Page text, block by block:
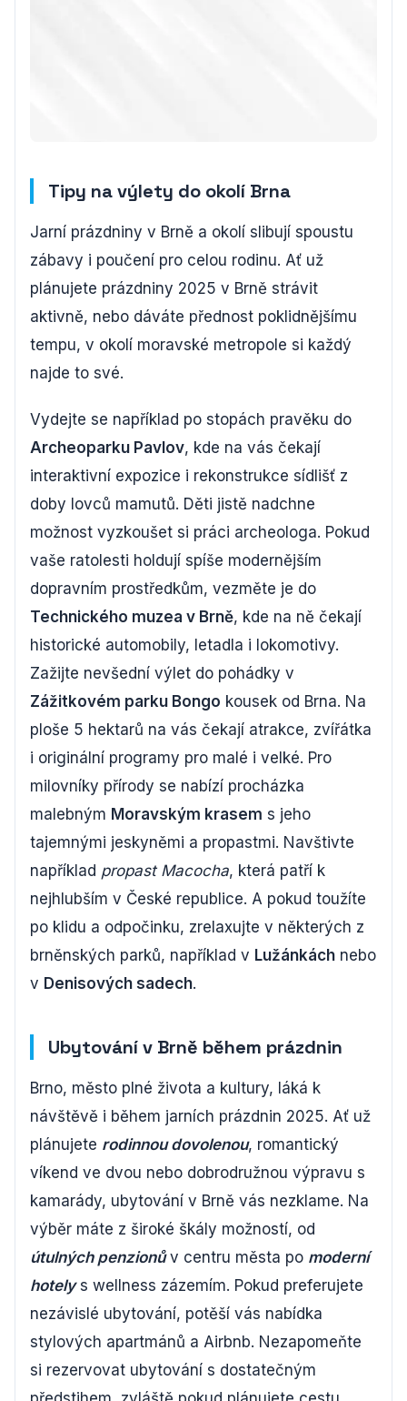
Tipy na výlety do okolí Brna
Jarní prázdniny v Brně a okolí slibují spoustu
zábavy i poučení pro celou rodinu. Ať už
plánujete prázdniny 2025 v Brně strávit
aktivně, nebo dáváte přednost poklidnějšímu
tempu, v okolí moravské metropole si každý
najde to své.
Vydejte se například po stopách pravěku do
Archeoparku Pavlov, kde na vás čekají
interaktivní expozice i rekonstrukce sídlišť z
doby lovců mamutů. Děti jistě nadchne
možnost vyzkoušet si práci archeologa. Pokud
vaše ratolesti holdují spíše modernějším
dopravním prostředkům, vezměte je do
Technického muzea v Brně, kde na ně čekají
historické automobily, letadla i lokomotivy.
Zažijte nevšední výlet do pohádky v
Zážitkovém parku Bongo kousek od Brna. Na
ploše 5 hektarů na vás čekají atrakce, zvířátka
i originální programy pro malé i velké. Pro
milovníky přírody se nabízí procházka
malebným Moravským krasem s jeho
tajemnými jeskyněmi a propastmi. Navštivte
například propast Macocha, která patří k
nejhlubším v České republice. A pokud toužíte
po klidu a odpočinku, zrelaxujte v některých z
brněnských parků, například v Lužánkách nebo
v Denisových sadech.
Ubytování v Brně během prázdnin
Brno, město plné života a kultury, láká k
návštěvě i během jarních prázdnin 2025. Ať už
plánujete rodinnou dovolenou, romantický
víkend ve dvou nebo dobrodružnou výpravu s
kamarády, ubytování v Brně vás nezklame. Na
výběr máte z široké škály možností, od
útulných penzionův centru města po moderní
hotelys wellness zázemím. Pokud preferujete
nezávislé ubytování, potěší vás nabídka
stylových apartmánů a Airbnb. Nezapomeňte
si rezervovat ubytování s dostatečným